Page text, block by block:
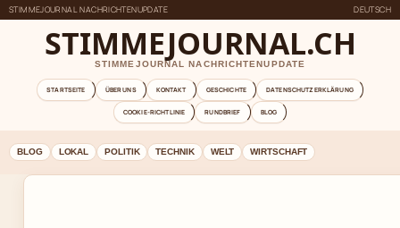
STIMMEJOURNAL NACHRICHTENUPDATE DEUTSCH
STIMMEJOURNAL.CH
STIMMEJOURNAL NACHRICHTENUPDATE
STARTSEITE ÜBER UNS KONTAKT GESCHICHTE DATENSCHUTZERKLÄRUNG
COOKIE-RICHTLINIE RUNDBRIEF BLOG
BLOG LOKAL POLITIK TECHNIK WELT WIRTSCHAFT